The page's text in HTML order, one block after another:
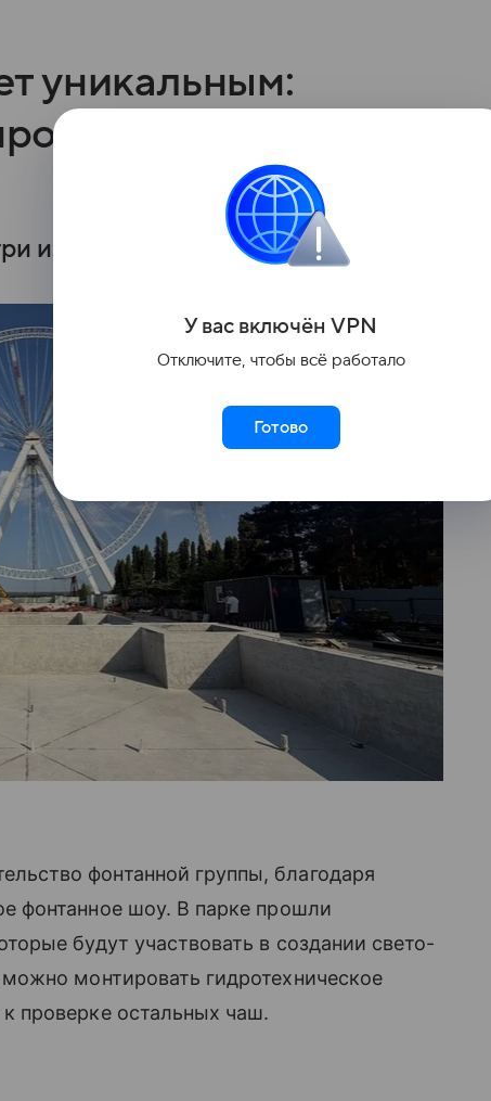
уникальным:
из шести фонтанов.
фонтанной группы, благодаря
фонтанное шоу. В парке прошли
будут участвовать в создании свето-
монтировать гидротехническое
проверке остальных чаш.
У вас включён VPN
Отключите, чтобы всё работало
Готово